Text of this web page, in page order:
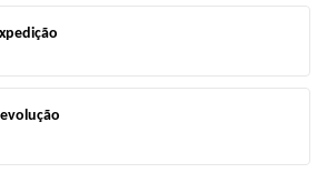
((CANCELTEXT))